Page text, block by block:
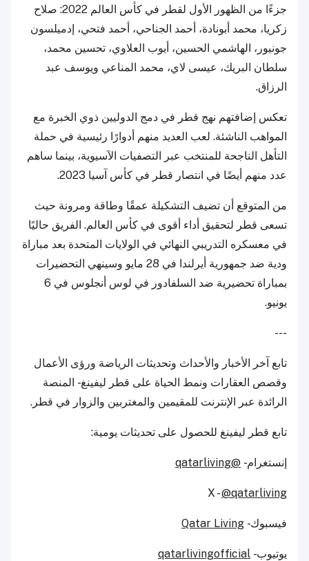
جزءًا من الظهور الأول لقطر في كأس العالم 2022: صلاح
زكريا، محمد أبونادة، أحمد الجناحي، أحمد فتحي، إدميلسون
جونيور، الهاشمي الحسين، أيوب العلاوي، تحسين محمد،
سلطان البريك، عيسى لاي، محمد المناعي ويوسف عبد
الرزاق.
تعكس إضافتهم نهج قطر في دمج الدوليين ذوي الخبرة مع
المواهب الناشئة. لعب العديد منهم أدوارًا رئيسية في حملة
التأهل الناجحة للمنتخب عبر التصفيات الآسيوية، بينما ساهم
عدد منهم أيضًا في انتصار قطر في كأس آسيا 2023.
من المتوقع أن تضيف التشكيلة عمقًا وطاقة ومرونة حيث
تسعى قطر لتحقيق أداء أقوى في كأس العالم. الفريق حاليًا
في معسكره التدريبي النهائي في الولايات المتحدة بعد مباراة
ودية ضد جمهورية أيرلندا في 28 مايو وسينهي التحضيرات
بمباراة تحضيرية ضد السلفادور في لوس أنجلوس في 6
يونيو.
---
تابع آخر الأخبار والأحداث وتحديثات الرياضة ورؤى الأعمال
وقصص العقارات ونمط الحياة على قطر ليفينغ - المنصة
الرائدة عبر الإنترنت للمقيمين والمغتربين والزوار في قطر.
تابع قطر ليفينغ للحصول على تحديثات يومية:
إنستغرام - @qatarliving
X -@qatarliving
فيسبوك - Qatar Living
يوتيوب - qatarlivingofficial